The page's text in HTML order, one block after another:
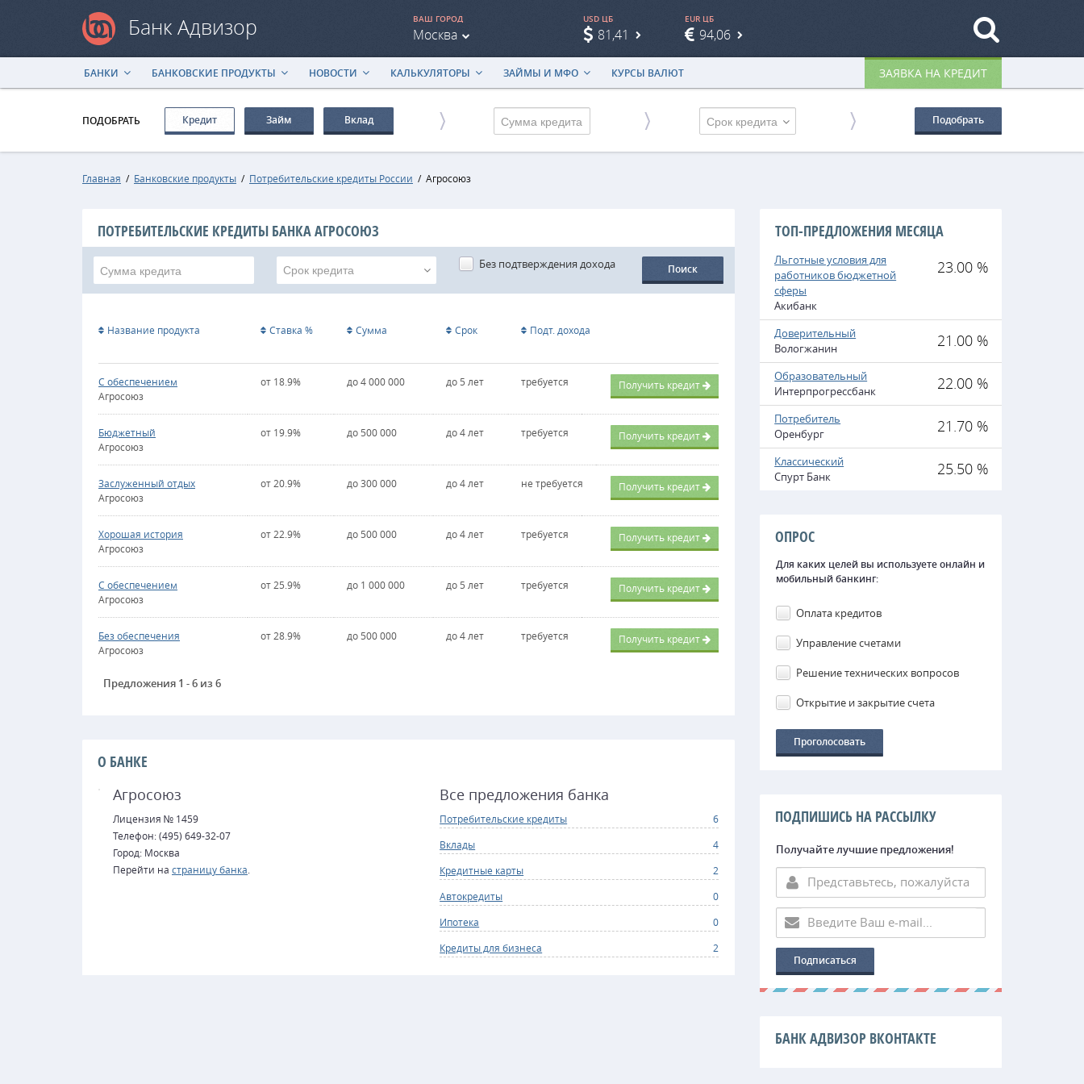
Банк Адвизор
ЗАЯВКА НА КРЕДИТ
БАНКИ БАНКОВСКИЕ ПРОДУКТЫ НОВОСТИ КАЛЬКУЛЯТОРЫ ЗАЙМЫ И МФО КУРСЫ ВАЛЮТ
ВАШ ГОРОД
Москва
USD ЦБ
81,41
EUR ЦБ
94,06
ПОДОБРАТЬ Кредит Займ Вклад Срок кредита Подобрать
Главная / Банковские продукты / Потребительские кредиты России / Агросоюз
ПОТРЕБИТЕЛЬСКИЕ КРЕДИТЫ БАНКА АГРОСОЮЗ
Срок кредита Без подтверждения дохода Поиск
Название продукта Ставка % Сумма Срок Подт. дохода
С обеспечением
Агросоюз
от 18.9% до 4 000 000 до 5 лет требуется Получить кредит
Бюджетный
Агросоюз
от 19.9% до 500 000 до 4 лет требуется Получить кредит
Заслуженный отдых
Агросоюз
от 20.9% до 300 000 до 4 лет не требуется Получить кредит
Хорошая история
Агросоюз
от 22.9% до 500 000 до 4 лет требуется Получить кредит
С обеспечением
Агросоюз
от 25.9% до 1 000 000 до 5 лет требуется Получить кредит
Без обеспечения
Агросоюз
от 28.9% до 500 000 до 4 лет требуется Получить кредит
Предложения 1 - 6 из 6
О БАНКЕ
Агросоюз
Лицензия № 1459
Телефон: (495) 649-32-07
Город: Москва
Перейти на страницу банка
Все предложения банка
Потребительские кредиты
6
Вклады
4
Кредитные карты
2
Автокредиты
0
Ипотека
0
Кредиты для бизнеса
2
ТОП-ПРЕДЛОЖЕНИЯ МЕСЯЦА
Льготные условия для
работников бюджетной
сферы
Акибанк
23.00 %
Доверительный
Вологжанин
21.00 %
Образовательный
Интерпрогрессбанк
22.00 %
Потребитель
Оренбург
21.70 %
Классический
Спурт Банк
25.50 %
ОПРОС
Для каких целей вы используете онлайн и
мобильный банкинг:
Оплата кредитов
Управление счетами
Решение технических вопросов
Открытие и закрытие счета
ПОДПИШИСЬ НА РАССЫЛКУ
Получайте лучшие предложения!
БАНК АДВИЗОР ВКОНТАКТЕ